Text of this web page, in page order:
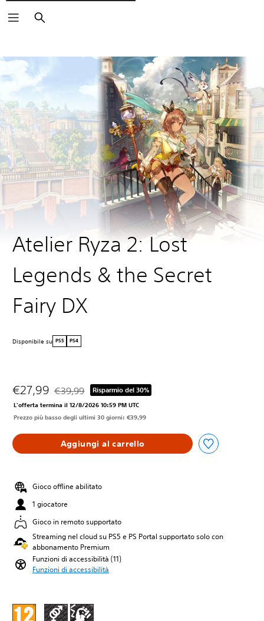
Cerca
Atelier Ryza 2: Lost
Legends & the Secret
Fairy DX
Disponibile su PS5 PS4
€27,99 Scontato dal prezzo originale di €39,99
€39,99 Risparmio del 30%
L'offerta termina il 12/8/2026 10:59 PM UTC
Prezzo più basso degli ultimi 30 giorni: €39,99
Aggiungi al carrello
Gioco offline abilitato
1 giocatore
Gioco in remoto supportato
Streaming nel cloud su PS5 e PS Portal supportato solo con
abbonamento Premium
Funzioni di accessibilità (11)
Funzioni di accessibilità